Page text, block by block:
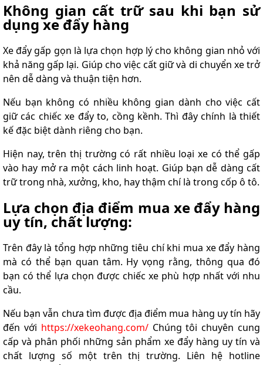
Không gian cất trữ sau khi bạn sử
dụng xe đẩy hàng
Xe đẩy gấp gọn là lựa chọn hợp lý cho không gian nhỏ với
khả năng gấp lại. Giúp cho việc cất giữ và di chuyển xe trở
nên dễ dàng và thuận tiện hơn.
Nếu bạn không có nhiều không gian dành cho việc cất
giữ các chiếc xe đẩy to, cồng kềnh. Thì đây chính là thiết
kế đặc biệt dành riêng cho bạn.
Hiện nay, trên thị trường có rất nhiều loại xe có thể gấp
vào hay mở ra một cách linh hoạt. Giúp bạn dễ dàng cất
trữ trong nhà, xưởng, kho, hay thậm chí là trong cốp ô tô.
Lựa chọn địa điểm mua xe đẩy hàng
uy tín, chất lượng:
Trên đây là tổng hợp những tiêu chí khi mua xe đẩy hàng
mà có thể bạn quan tâm. Hy vọng rằng, thông qua đó
bạn có thể lựa chọn được chiếc xe phù hợp nhất với nhu
cầu.
Nếu bạn vẫn chưa tìm được địa điểm mua hàng uy tín hãy
đến với https://xekeohang.com/Chúng tôi chuyên cung
cấp và phân phối những sản phẩm xe đẩy hàng uy tín và
chất lượng số một trên thị trường. Liên hệ hotline